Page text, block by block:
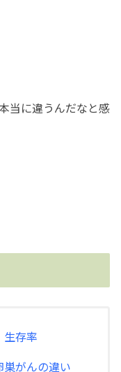
当に違うんだなと感
生存率
がんの違い